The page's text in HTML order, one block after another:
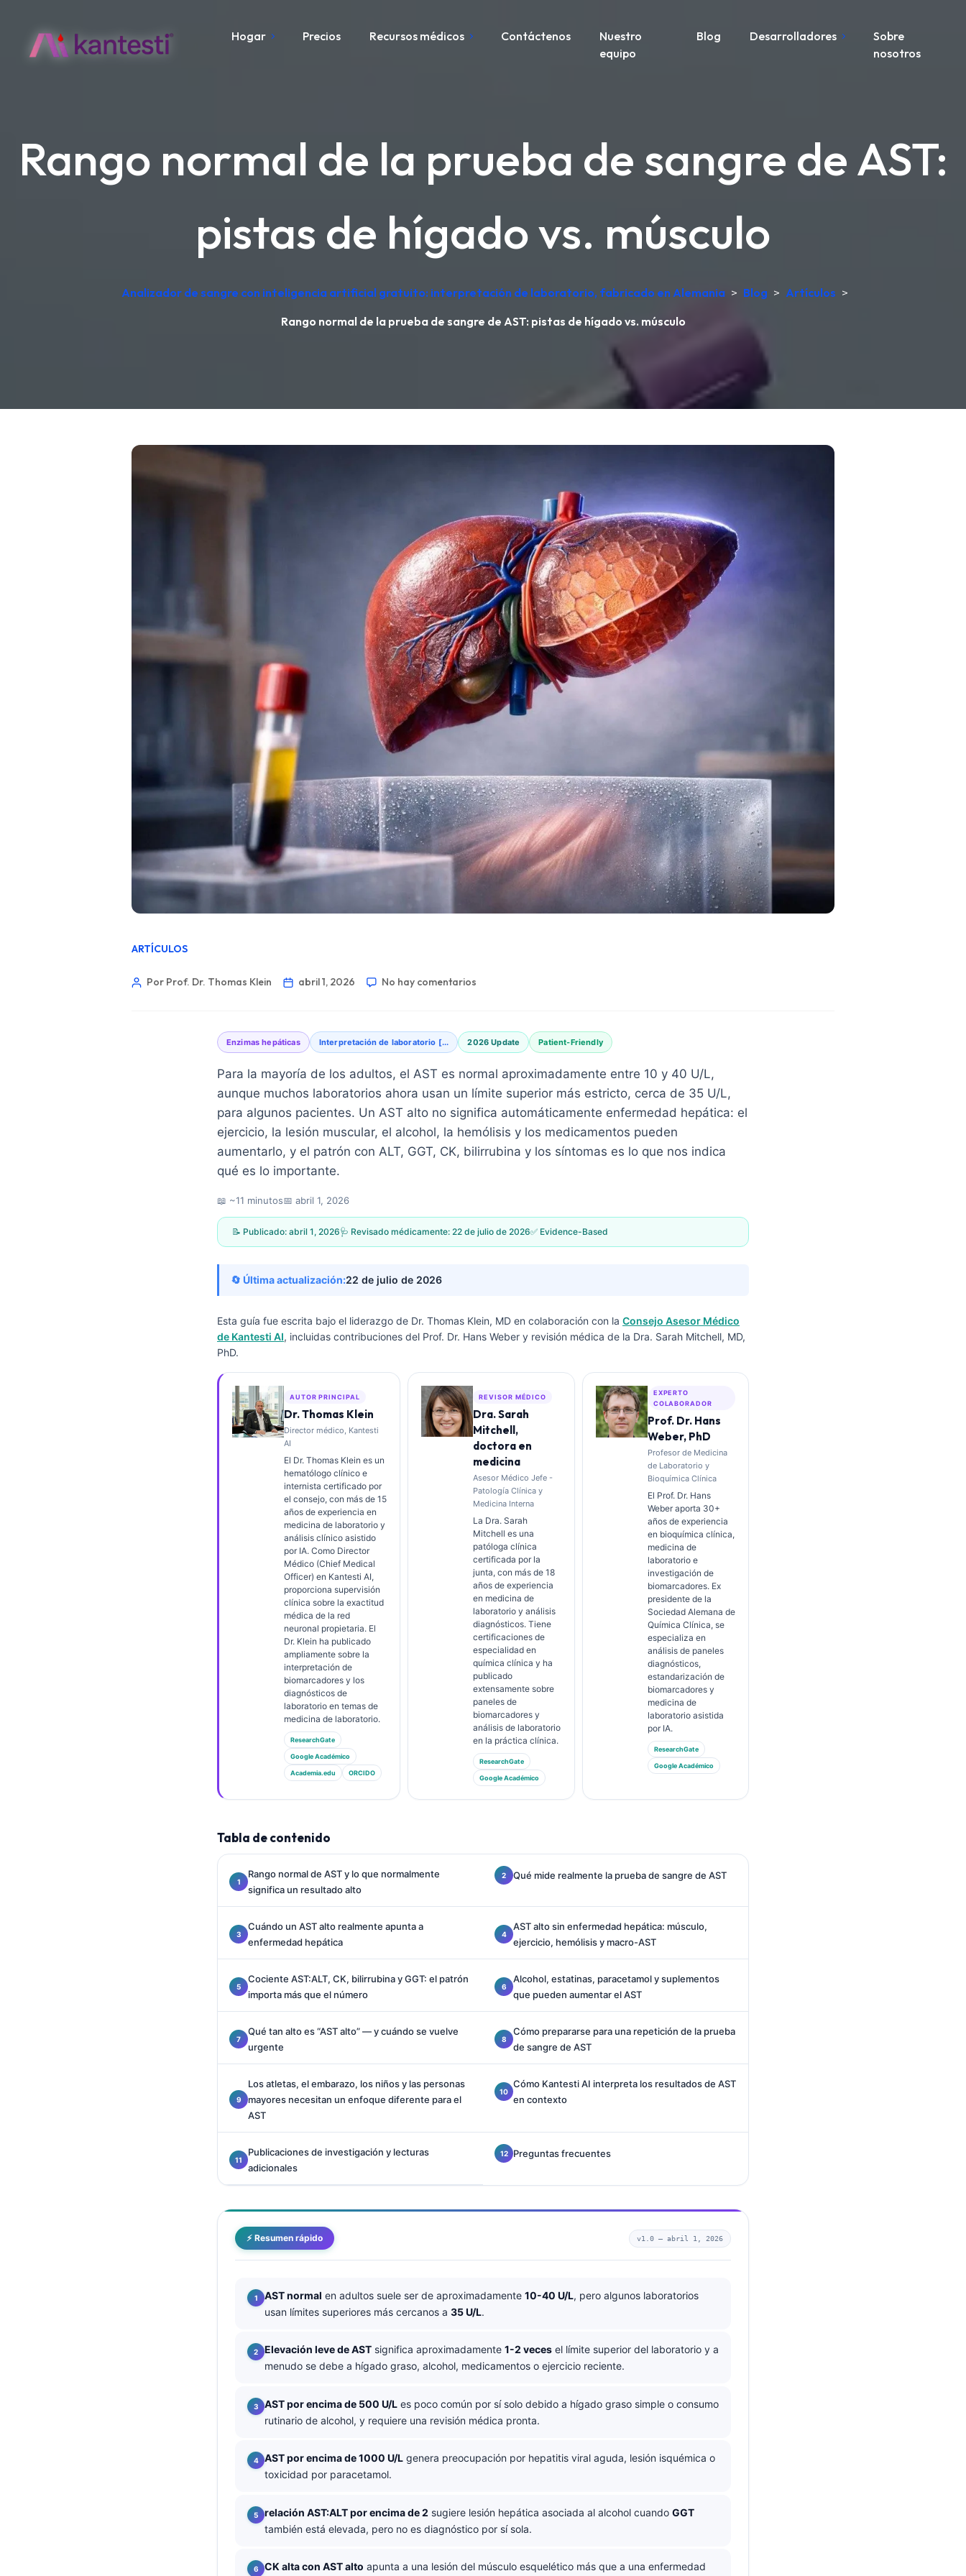
Hogar Precios Recursos médicos Contáctenos
Nuestro
equipo
Blog Desarrolladores
Sobre
nosotros
Rango normal de la prueba de sangre de AST:
pistas de hígado vs. músculo
Analizador de sangre con inteligencia artificial gratuito: interpretación de laboratorio, fabricado en Alemania > Blog > Artículos >
Rango normal de la prueba de sangre de AST: pistas de hígado vs. músculo
ARTÍCULOS
Por Prof. Dr. Thomas Klein abril 1, 2026 No hay comentarios
Enzimas hepáticas Interpretación de laboratorio [... 2026 Update Patient-Friendly
Para la mayoría de los adultos, el AST es normal aproximadamente entre 10 y 40 U/L,
aunque muchos laboratorios ahora usan un límite superior más estricto, cerca de 35 U/L,
para algunos pacientes. Un AST alto no significa automáticamente enfermedad hepática: el
ejercicio, la lesión muscular, el alcohol, la hemólisis y los medicamentos pueden
aumentarlo, y el patrón con ALT, GGT, CK, bilirrubina y los síntomas es lo que nos indica
qué es lo importante.
📖 ~11 minutos📅 abril 1, 2026
📝 Publicado: abril 1, 2026🩺 Revisado médicamente: 22 de julio de 2026✅ Evidence-Based
🔄 Última actualización:22 de julio de 2026
Esta guía fue escrita bajo el liderazgo de Dr. Thomas Klein, MD en colaboración con la Consejo Asesor Médico
de Kantesti AI, incluidas contribuciones del Prof. Dr. Hans Weber y revisión médica de la Dra. Sarah Mitchell, MD,
PhD.
AUTOR PRINCIPAL
Dr. Thomas Klein
Director médico, Kantesti
AI
El Dr. Thomas Klein es un
hematólogo clínico e
internista certificado por
el consejo, con más de 15
años de experiencia en
medicina de laboratorio y
análisis clínico asistido
por IA. Como Director
Médico (Chief Medical
Officer) en Kantesti AI,
proporciona supervisión
clínica sobre la exactitud
médica de la red
neuronal propietaria. El
Dr. Klein ha publicado
ampliamente sobre la
interpretación de
biomarcadores y los
diagnósticos de
laboratorio en temas de
medicina de laboratorio.
ResearchGate
Google Académico
Academia.edu ORCIDO
REVISOR MÉDICO
Dra. Sarah
Mitchell,
doctora en
medicina
Asesor Médico Jefe -
Patología Clínica y
Medicina Interna
La Dra. Sarah
Mitchell es una
patóloga clínica
certificada por la
junta, con más de 18
años de experiencia
en medicina de
laboratorio y análisis
diagnósticos. Tiene
certificaciones de
especialidad en
química clínica y ha
publicado
extensamente sobre
paneles de
biomarcadores y
análisis de laboratorio
en la práctica clínica.
ResearchGate
Google Académico
EXPERTO
COLABORADOR
Prof. Dr. Hans
Weber, PhD
Profesor de Medicina
de Laboratorio y
Bioquímica Clínica
El Prof. Dr. Hans
Weber aporta 30+
años de experiencia
en bioquímica clínica,
medicina de
laboratorio e
investigación de
biomarcadores. Ex
presidente de la
Sociedad Alemana de
Química Clínica, se
especializa en
análisis de paneles
diagnósticos,
estandarización de
biomarcadores y
medicina de
laboratorio asistida
por IA.
ResearchGate
Google Académico
Tabla de contenido
Rango normal de AST y lo que normalmente
significa un resultado alto
Qué mide realmente la prueba de sangre de AST
Cuándo un AST alto realmente apunta a
enfermedad hepática
AST alto sin enfermedad hepática: músculo,
ejercicio, hemólisis y macro-AST
Cociente AST:ALT, CK, bilirrubina y GGT: el patrón
importa más que el número
Alcohol, estatinas, paracetamol y suplementos
que pueden aumentar el AST
Qué tan alto es “AST alto” — y cuándo se vuelve
urgente
Cómo prepararse para una repetición de la prueba
de sangre de AST
Los atletas, el embarazo, los niños y las personas
mayores necesitan un enfoque diferente para el
AST
Cómo Kantesti AI interpreta los resultados de AST
en contexto
Publicaciones de investigación y lecturas
adicionales
Preguntas frecuentes
⚡ Resumen rápido v1.0 — abril 1, 2026
AST normal en adultos suele ser de aproximadamente 10-40 U/L, pero algunos laboratorios
usan límites superiores más cercanos a 35 U/L.
Elevación leve de AST significa aproximadamente 1-2 veces el límite superior del laboratorio y a
menudo se debe a hígado graso, alcohol, medicamentos o ejercicio reciente.
AST por encima de 500 U/L es poco común por sí solo debido a hígado graso simple o consumo
rutinario de alcohol, y requiere una revisión médica pronta.
AST por encima de 1000 U/L genera preocupación por hepatitis viral aguda, lesión isquémica o
toxicidad por paracetamol.
relación AST:ALT por encima de 2 sugiere lesión hepática asociada al alcohol cuando GGT
también está elevada, pero no es diagnóstico por sí sola.
CK alta con AST alto apunta a una lesión del músculo esquelético más que a una enfermedad